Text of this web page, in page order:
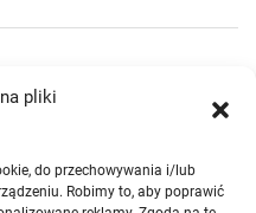
pliki
do przechowywania i/lub
Robimy to, aby poprawić